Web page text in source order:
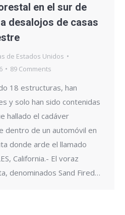
en el sur de
desalojos de casas
de Estados Unidos
89 Comments
18 estructuras, han
y solo han sido contenidas
hallado el cadáver
dentro de un automóvil en
donde arde el llamado
California.- El voraz
denominados Sand Fired…